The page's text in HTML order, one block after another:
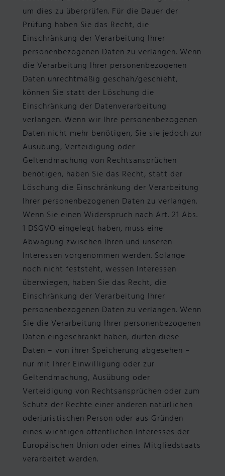
um dies zu überprüfen. Für die Dauer der
Prüfung haben Sie das Recht, die
Einschränkung der Verarbeitung Ihrer
personenbezogenen Daten zu verlangen. Wenn
die Verarbeitung Ihrer personenbezogenen
Daten unrechtmäßig geschah/geschieht,
können Sie statt der Löschung die
Einschränkung der Datenverarbeitung
verlangen. Wenn wir Ihre personenbezogenen
Daten nicht mehr benötigen, Sie sie jedoch zur
Ausübung, Verteidigung oder
Geltendmachung von Rechtsansprüchen
benötigen, haben Sie das Recht, statt der
Löschung die Einschränkung der Verarbeitung
Ihrer personenbezogenen Daten zu verlangen.
Wenn Sie einen Widerspruch nach Art. 21 Abs.
1 DSGVO eingelegt haben, muss eine
Abwägung zwischen Ihren und unseren
Interessen vorgenommen werden. Solange
noch nicht feststeht, wessen Interessen
überwiegen, haben Sie das Recht, die
Einschränkung der Verarbeitung Ihrer
personenbezogenen Daten zu verlangen. Wenn
Sie die Verarbeitung Ihrer personenbezogenen
Daten eingeschränkt haben, dürfen diese
Daten – von ihrer Speicherung abgesehen –
nur mit Ihrer Einwilligung oder zur
Geltendmachung, Ausübung oder
Verteidigung von Rechtsansprüchen oder zum
Schutz der Rechte einer anderen natürlichen
oderjuristischen Person oder aus Gründen
eines wichtigen öffentlichen Interesses der
Europäischen Union oder eines Mitgliedstaats
verarbeitet werden.